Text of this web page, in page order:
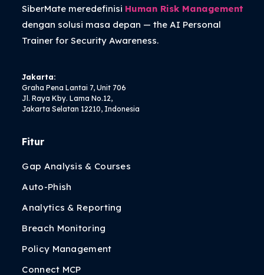
SiberMate meredefinisi Human Risk Management
dengan solusi masa depan — theAI Personal
Trainerfor Security Awareness.
Jakarta:
Graha Pena Lantai 7, Unit 706
Jl. Raya Kby. Lama No.12,
Jakarta Selatan 12210, Indonesia
Fitur
Gap Analysis & Courses
Auto-Phish
Analytics & Reporting
Breach Monitoring
Policy Management
Connect MCP